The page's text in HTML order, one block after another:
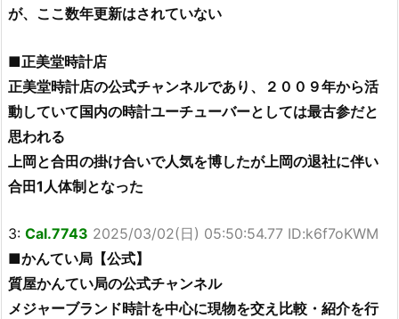
が、ここ数年更新はされていない
■正美堂時計店
正美堂時計店の公式チャンネルであり、２００９年から活
動していて国内の時計ユーチューバーとしては最古参だと
思われる
上岡と合田の掛け合いで人気を博したが上岡の退社に伴い
合田1人体制となった
3: Cal.7743 2025/03/02(日) 05:50:54.77 ID:k6f7oKWM
■かんてい局【公式】
質屋かんてい局の公式チャンネル
メジャーブランド時計を中心に現物を交え比較・紹介を行